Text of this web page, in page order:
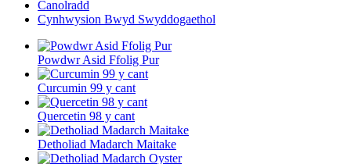
Canolradd
Cynhwysion Bwyd Swyddogaethol
Powdwr Asid Ffolig Pur
Curcumin 99 y cant
Quercetin 98 y cant
Detholiad Madarch Maitake